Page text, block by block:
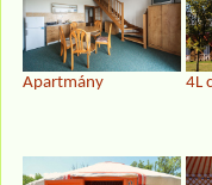
Apartmány 4L